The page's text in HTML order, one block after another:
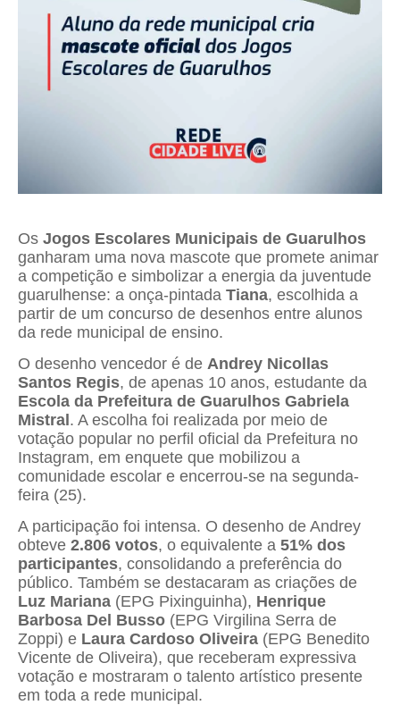
Os Jogos Escolares Municipais de Guarulhos
ganharam uma nova mascote que promete animar
a competição e simbolizar a energia da juventude
guarulhense: a onça-pintada Tiana, escolhida a
partir de um concurso de desenhos entre alunos
da rede municipal de ensino.
O desenho vencedor é de Andrey Nicollas
Santos Regis, de apenas 10 anos, estudante da
Escola da Prefeitura de Guarulhos Gabriela
Mistral. A escolha foi realizada por meio de
votação popular no perfil oficial da Prefeitura no
Instagram, em enquete que mobilizou a
comunidade escolar e encerrou-se na segunda-
feira (25).
A participação foi intensa. O desenho de Andrey
obteve 2.806 votos, o equivalente a 51% dos
participantes, consolidando a preferência do
público. Também se destacaram as criações de
Luz Mariana (EPG Pixinguinha), Henrique
Barbosa Del Busso (EPG Virgilina Serra de
Zoppi) e Laura Cardoso Oliveira (EPG Benedito
Vicente de Oliveira), que receberam expressiva
votação e mostraram o talento artístico presente
em toda a rede municipal.